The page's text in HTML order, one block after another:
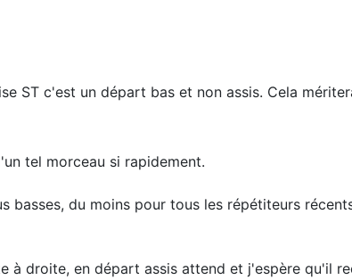
ST c'est un départ bas et non assis. Cela
tel morceau si rapidement.
basses, du moins pour tous les répétiteurs
à droite, en départ assis attend et j'espère qu'il